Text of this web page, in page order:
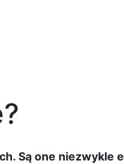
Są one niezwykle